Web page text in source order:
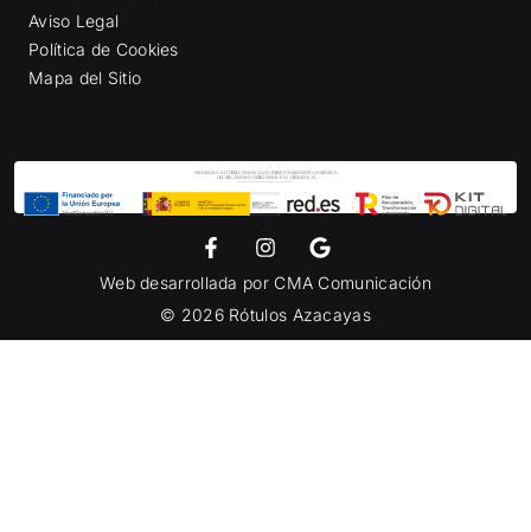
Aviso Legal
Política de Cookies
Mapa del Sitio
Web desarrollada por CMA Comunicación
© 2026 Rótulos Azacayas